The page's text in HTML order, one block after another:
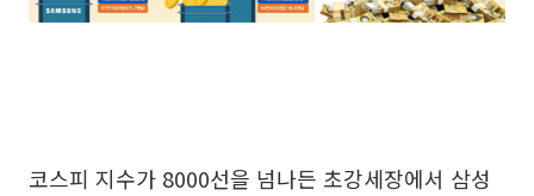
코스피 지수가 8000선을 넘나든 초강세장에서 삼성